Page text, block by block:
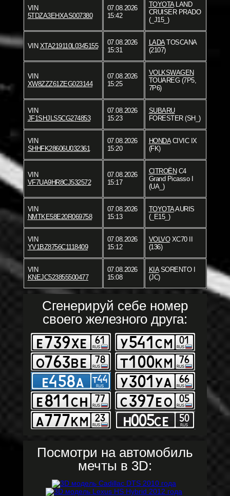
VIN
5TDZA3EHXAS007380
07.08.2026
15:42
TOYOTALAND
CRUISER PRADO
(_J15_)
VIN XTA219110L0345155
07.08.2026
15:31
LADATOSCANA
(2107)
VIN
XW8ZZZ61ZEG023144
07.08.2026
15:25
VOLKSWAGEN
TOUAREG (7P5,
7P6)
VIN
JF1SHJLS5CG274853
07.08.2026
15:23
SUBARU
FORESTER (SH_)
VIN
SHHFK28606U032361
07.08.2026
15:20
HONDACIVIC IX
(FK)
VIN
VF7UA9HR8CJ532572
07.08.2026
15:17
CITROËN C4
Grand Picasso I
(UA_)
VIN
NMTKE58E20R069758
07.08.2026
15:13
TOYOTAAURIS
(_E15_)
VIN
YV1BZ8756C1118409
07.08.2026
15:12
VOLVOXC70 II
(136)
VIN
KNEJC523855500477
07.08.2026
15:08
KIASORENTO I
(JC)
Сгенерируй себе номер
своего железного друга:
Посмотри на автомобиль
мечты в 3D: